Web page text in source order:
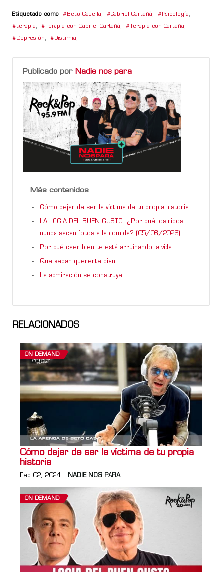
Etiquetado como Beto Casella, Gabriel Cartañá, Psicología,
terapia, Terapia con Gabriel Cartañá, Terapia con Cartaña,
Depresión, Distimia,
Publicado por Nadie nos para
Más contenidos
Cómo dejar de ser la víctima de tu propia historia
LA LOGIA DEL BUEN GUSTO: ¿Por qué los ricos
nunca sacan fotos a la comida? (05/08/2026)
Por qué caer bien te está arruinando la vida
Que sepan quererte bien
La admiración se construye
RELACIONADOS
ON DEMAND
Cómo dejar de ser la víctima de tu propia
historia
Feb 02, 2024 NADIE NOS PARA
ON DEMAND